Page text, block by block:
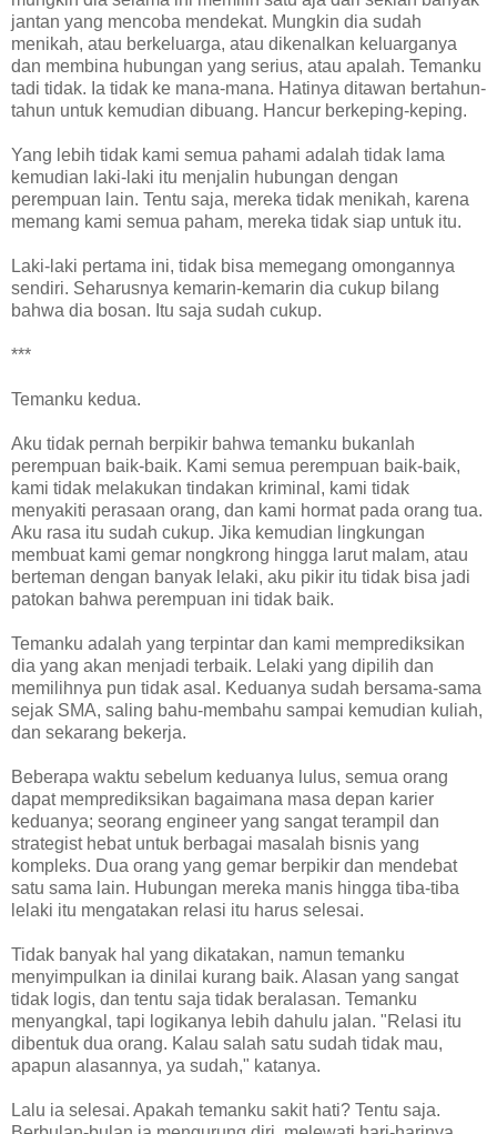
jantan yang mencoba mendekat. Mungkin dia sudah
menikah, atau berkeluarga, atau dikenalkan keluarganya
dan membina hubungan yang serius, atau apalah. Temanku
tadi tidak. Ia tidak ke mana-mana. Hatinya ditawan bertahun-
tahun untuk kemudian dibuang. Hancur berkeping-keping.
Yang lebih tidak kami semua pahami adalah tidak lama
kemudian laki-laki itu menjalin hubungan dengan
perempuan lain. Tentu saja, mereka tidak menikah, karena
memang kami semua paham, mereka tidak siap untuk itu.
Laki-laki pertama ini, tidak bisa memegang omongannya
sendiri. Seharusnya kemarin-kemarin dia cukup bilang
bahwa dia bosan. Itu saja sudah cukup.
***
Temanku kedua.
Aku tidak pernah berpikir bahwa temanku bukanlah
perempuan baik-baik. Kami semua perempuan baik-baik,
kami tidak melakukan tindakan kriminal, kami tidak
menyakiti perasaan orang, dan kami hormat pada orang tua.
Aku rasa itu sudah cukup. Jika kemudian lingkungan
membuat kami gemar nongkrong hingga larut malam, atau
berteman dengan banyak lelaki, aku pikir itu tidak bisa jadi
patokan bahwa perempuan ini tidak baik.
Temanku adalah yang terpintar dan kami memprediksikan
dia yang akan menjadi terbaik. Lelaki yang dipilih dan
memilihnya pun tidak asal. Keduanya sudah bersama-sama
sejak SMA, saling bahu-membahu sampai kemudian kuliah,
dan sekarang bekerja.
Beberapa waktu sebelum keduanya lulus, semua orang
dapat memprediksikan bagaimana masa depan karier
keduanya; seorang engineer yang sangat terampil dan
strategist hebat untuk berbagai masalah bisnis yang
kompleks. Dua orang yang gemar berpikir dan mendebat
satu sama lain. Hubungan mereka manis hingga tiba-tiba
lelaki itu mengatakan relasi itu harus selesai.
Tidak banyak hal yang dikatakan, namun temanku
menyimpulkan ia dinilai kurang baik. Alasan yang sangat
tidak logis, dan tentu saja tidak beralasan. Temanku
menyangkal, tapi logikanya lebih dahulu jalan. "Relasi itu
dibentuk dua orang. Kalau salah satu sudah tidak mau,
apapun alasannya, ya sudah," katanya.
Lalu ia selesai. Apakah temanku sakit hati? Tentu saja.